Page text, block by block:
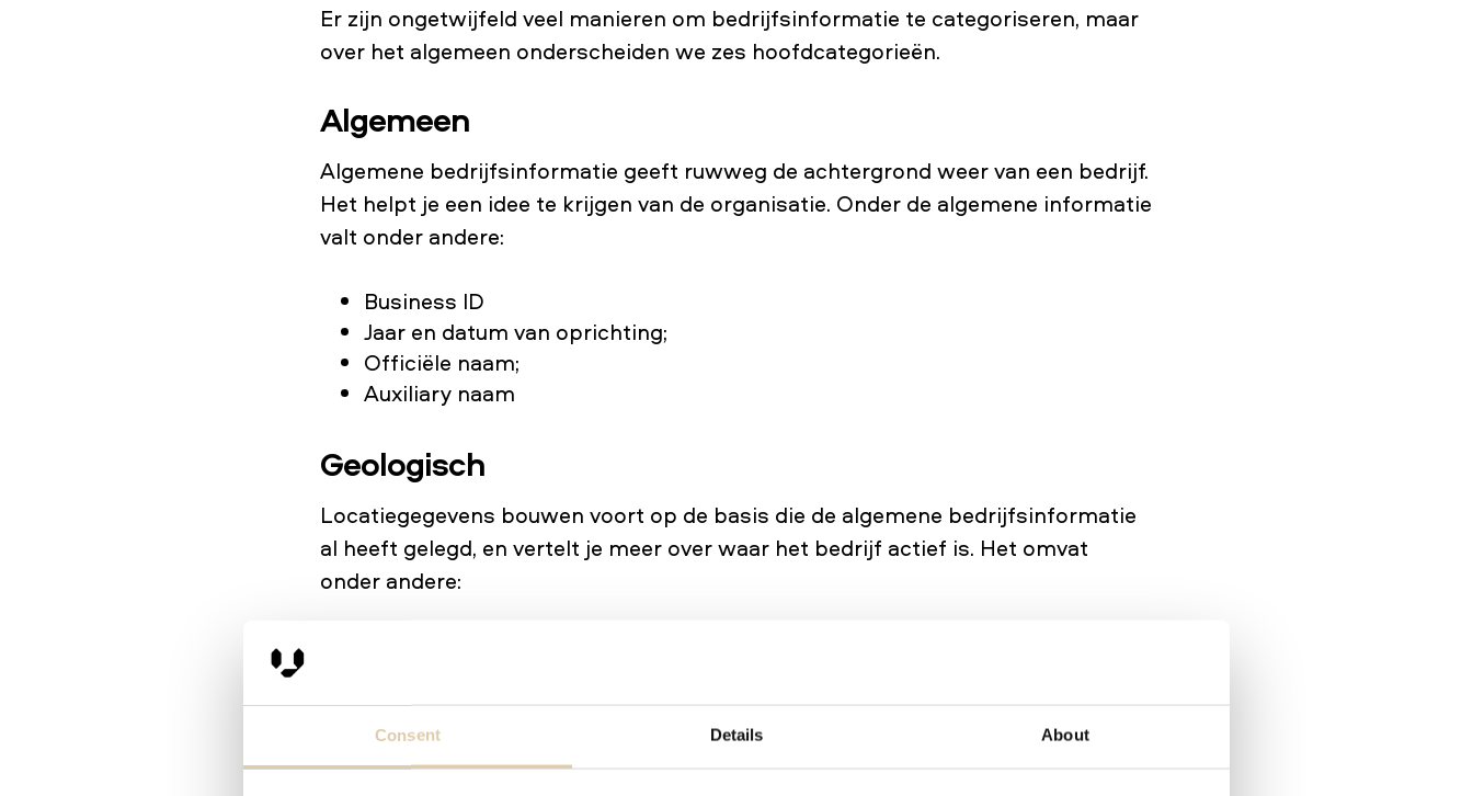
Consent Details About
Er zijn ongetwijfeld veel manieren om bedrijfsinformatie te categoriseren, maar
over het algemeen onderscheiden we zes hoofdcategorieën.
Algemeen
Algemene bedrijfsinformatie geeft ruwweg de achtergrond weer van een bedrijf.
Het helpt je een idee te krijgen van de organisatie. Onder de algemene informatie
valt onder andere:
Business ID
Jaar en datum van oprichting;
Officiële naam;
Auxiliary naam
Geologisch
Locatiegegevens bouwen voort op de basis die de algemene bedrijfsinformatie
al heeft gelegd, en vertelt je meer over waar het bedrijf actief is. Het omvat
onder andere:
Steden
Landen
Hoofdkantoren